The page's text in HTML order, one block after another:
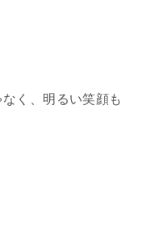
く、明るい笑顔も